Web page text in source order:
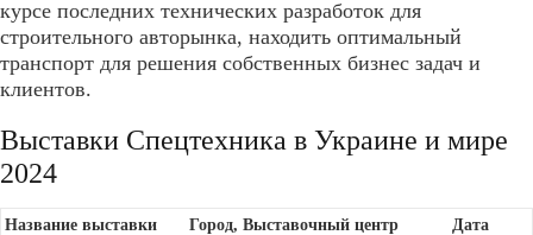
курсе последних технических разработок для
строительного авторынка, находить оптимальный
транспорт для решения собственных бизнес задач и
клиентов.
Выставки Спецтехника в Украине и мире
2024
Название выставки Город, Выставочный центр
Дата